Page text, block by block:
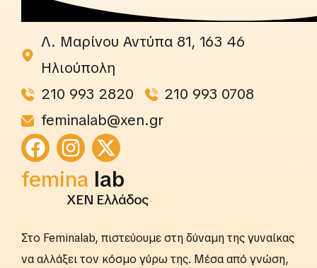
Λ. Μαρίνου Αντύπα 81, 163 46
Ηλιούπολη
210 993 2820
210 993 0708
feminalab@xen.gr
femina
lab
rightslab
ΧΕΝ Ελλάδος
Στο Feminalab, πιστεύουμε στη δύναμη της γυναίκας
να αλλάξει τον κόσμο γύρω της. Μέσα από γνώση,